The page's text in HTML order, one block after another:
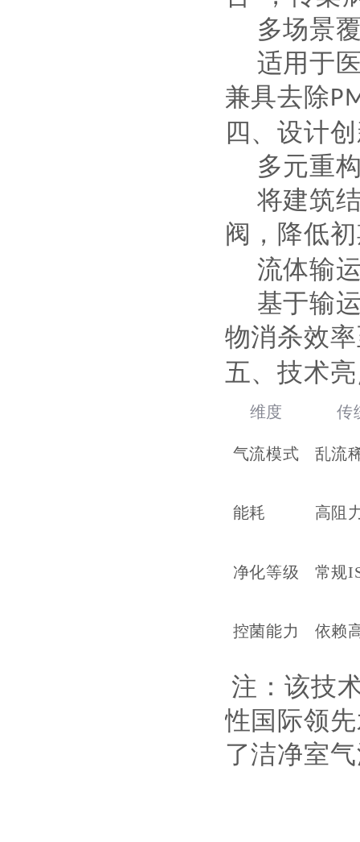
多场景
适用于
兼具去除
四、设计
多元重
将建筑
阀，降低
流体输
基于输
物消杀效
五‌、技术
维度 传
气流模式 乱流
能耗 高阻
净化等级 常规
控菌能力 依赖
注：该技
性国际领
了洁净室